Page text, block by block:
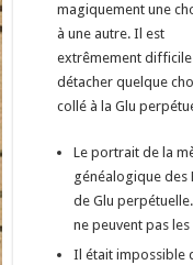
magiquement une
à une autre. Il est
extrêmement
détacher quelque
collé à la Glu
Le portrait de la
généalogique des
de Glu
ne peuvent pas
Il était impossible